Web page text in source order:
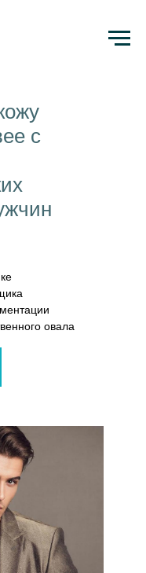
с
овала